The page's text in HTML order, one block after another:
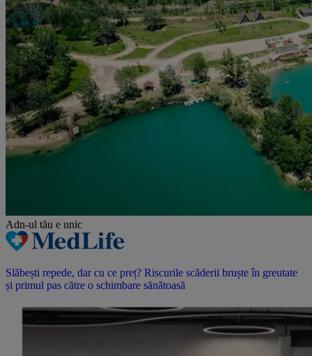
Adn-ul tău e unic
Slăbești repede, dar cu ce preț? Riscurile scăderii bruște în greutate
și primul pas către o schimbare sănătoasă